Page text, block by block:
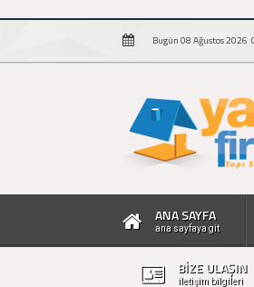
Bugün 08 Ağustos 2026
ANA SAYFA
ana sayfaya git
BİZE ULAŞIN
iletişim bilgileri